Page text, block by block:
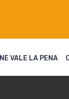
NE VALE LA PENA